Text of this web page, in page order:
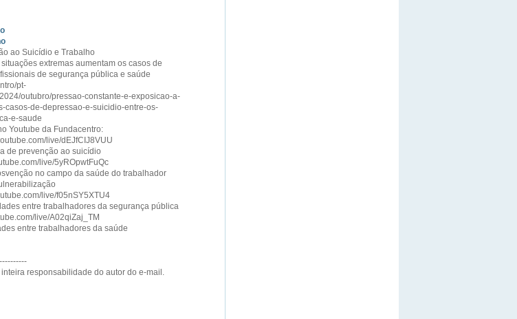
ao Suicídio e Trabalho
extremas aumentam os casos de
de segurança pública e saúde
pt-
outubro/pressao-constante-e-exposicao-a-
casos-de-depressao-e-suicidio-entre-os-
e-saude
Youtube da Fundacentro:
live/dEJfCIJ8VUU
de prevenção ao suicídio
live/5yROpwtFuQc
no campo da saúde do trabalhador
live/f05nSY5XTU4
entre trabalhadores da segurança pública
live/A02qiZaj_TM
entre trabalhadores da saúde
responsabilidade do autor do e-mail.